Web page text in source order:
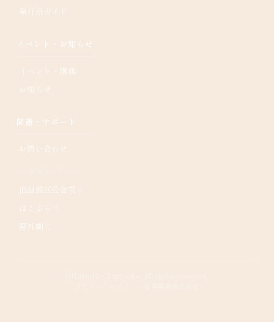
奉行所ガイド
イベント・お知らせ
イベント・講座
お知らせ
関連・サポート
お問い合わせ
旧函館区公会堂
はこぶら
野外劇